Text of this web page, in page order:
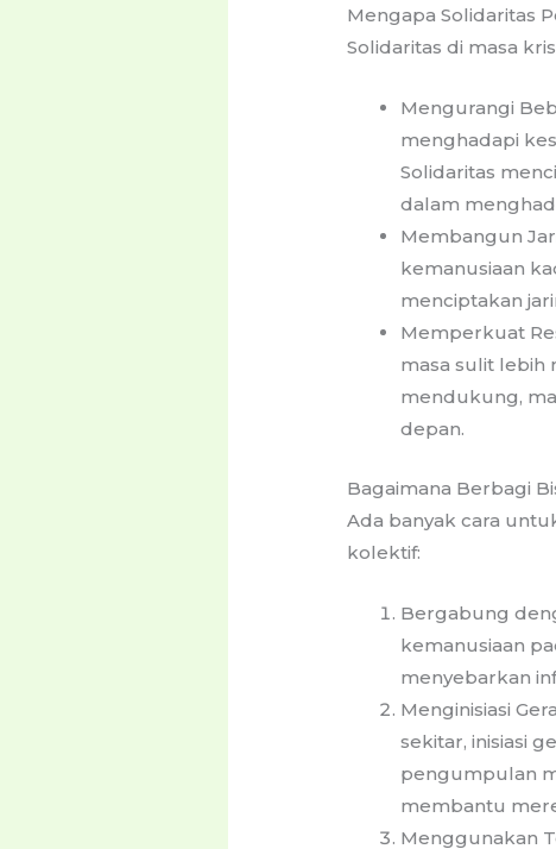
Mengapa Solidaritas
Solidaritas di masa
Mengurangi
menghadapi
Solidaritas
dalam
Membangun
kemanusiaan
menciptakan
Memperkuat
masa sulit lebih
mendukung,
depan.
Bagaimana Berbagi
Ada banyak cara
kolektif:
Bergabung
kemanusiaan
menyebarkan
Menginisiasi
sekitar, inisiasi
pengumpulan
membantu
Menggunakan